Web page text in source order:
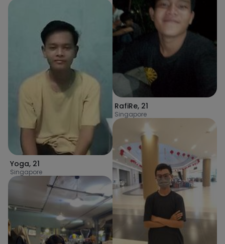
Yoga, 21
Singapore
RafiRe, 21
Singapore